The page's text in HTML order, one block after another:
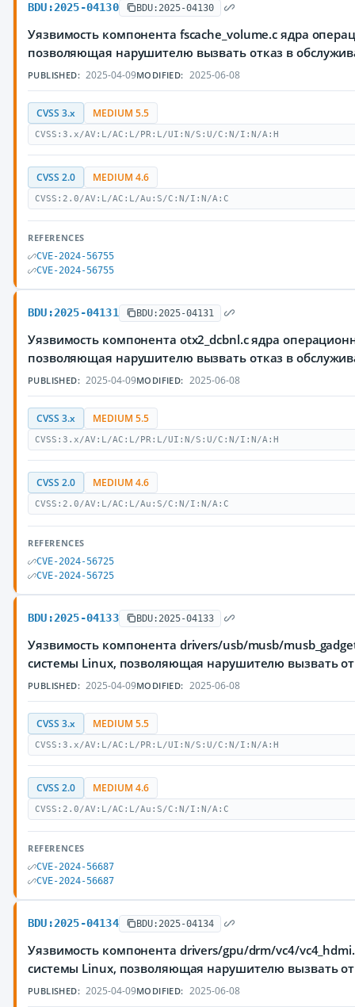
BDU:2025-04130 BDU:2025-04130
Уязвимость компонента fscache_volume.c ядра
позволяющая нарушителю вызвать отказ в
PUBLISHED: 2025-04-09MODIFIED: 2025-06-08
CVSS 3.x MEDIUM 5.5
CVSS:3.x/AV:L/AC:L/PR:L/UI:N/S:U/C:N/I:N/A:H
CVSS 2.0 MEDIUM 4.6
CVSS:2.0/AV:L/AC:L/Au:S/C:N/I:N/A:C
REFERENCES
CVE-2024-56755
CVE-2024-56755
BDU:2025-04131 BDU:2025-04131
Уязвимость компонента otx2_dcbnl.c ядра
позволяющая нарушителю вызвать отказ в
PUBLISHED: 2025-04-09MODIFIED: 2025-06-08
CVSS 3.x MEDIUM 5.5
CVSS:3.x/AV:L/AC:L/PR:L/UI:N/S:U/C:N/I:N/A:H
CVSS 2.0 MEDIUM 4.6
CVSS:2.0/AV:L/AC:L/Au:S/C:N/I:N/A:C
REFERENCES
CVE-2024-56725
CVE-2024-56725
BDU:2025-04133 BDU:2025-04133
Уязвимость компонента drivers/usb/musb/
системы Linux, позволяющая нарушителю вызвать
PUBLISHED: 2025-04-09MODIFIED: 2025-06-08
CVSS 3.x MEDIUM 5.5
CVSS:3.x/AV:L/AC:L/PR:L/UI:N/S:U/C:N/I:N/A:H
CVSS 2.0 MEDIUM 4.6
CVSS:2.0/AV:L/AC:L/Au:S/C:N/I:N/A:C
REFERENCES
CVE-2024-56687
CVE-2024-56687
BDU:2025-04134 BDU:2025-04134
Уязвимость компонента drivers/gpu/drm/vc4/
системы Linux, позволяющая нарушителю вызвать
PUBLISHED: 2025-04-09MODIFIED: 2025-06-08